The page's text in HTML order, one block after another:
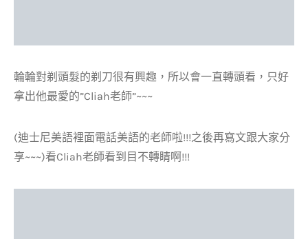
輪輪對剃頭髮的剃刀很有興趣，所以會一直轉頭看，只好
拿出他最愛的”Cliah老師”~~~
(迪士尼美語裡面電話美語的老師啦!!!之後再寫文跟大家分
享~~~)看Cliah老師看到目不轉睛啊!!!